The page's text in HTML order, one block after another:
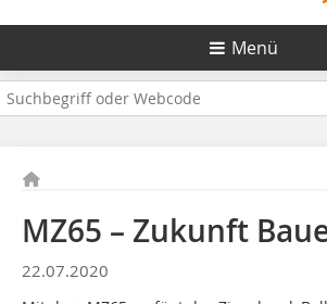
Menü
MZ65 – Zukunft
22.07.2020